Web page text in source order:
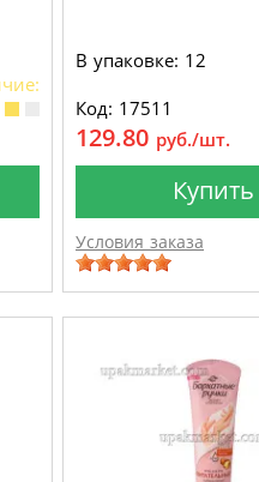
ПАКЕТЫ
В упаковке: 12
Код: 17511
129.80 руб./шт.
Купить
Условия заказа